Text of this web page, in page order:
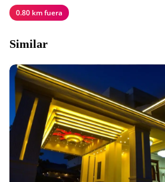
0.80 km fuera
Similar